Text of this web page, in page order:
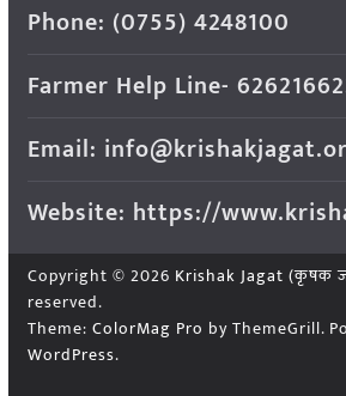
Phone: (0755) 4248100
Farmer Help Line-
Email:
Website: https://
Copyright © 2026 Krishak Jagat (कृषक
reserved.
Theme: ColorMag Pro by ThemeGrill.
WordPress.